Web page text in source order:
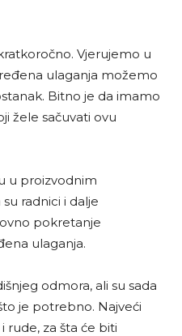
Vjerujemo u
ulaganja možemo
Bitno je da imamo
žele sačuvati ovu
u proizvodnim
radnici i dalje
pokretanje
ulaganja.
odmora, ali su sada
je potrebno. Najveći
rude, za šta će biti